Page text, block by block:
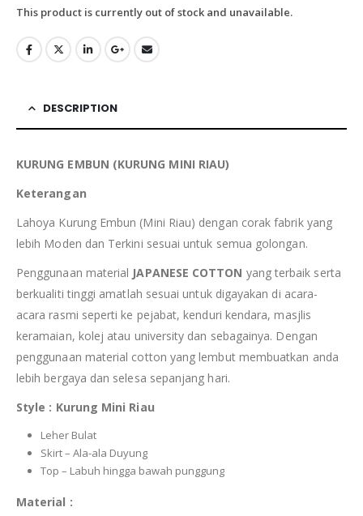
This product is currently out of stock and unavailable.
DESCRIPTION
KURUNG EMBUN (KURUNG MINI RIAU)
Keterangan
Lahoya Kurung Embun (Mini Riau) dengan corak fabrik yang
lebih Moden dan Terkini sesuai untuk semua golongan.
Penggunaan material JAPANESE COTTON yang terbaik serta
berkualiti tinggi amatlah sesuai untuk digayakan di acara-
acara rasmi seperti ke pejabat, kenduri kendara, masjlis
keramaian, kolej atau university dan sebagainya. Dengan
penggunaan material cotton yang lembut membuatkan anda
lebih bergaya dan selesa sepanjang hari.
Style : Kurung Mini Riau
Leher Bulat
Skirt – Ala-ala Duyung
Top – Labuh hingga bawah punggung
Material :